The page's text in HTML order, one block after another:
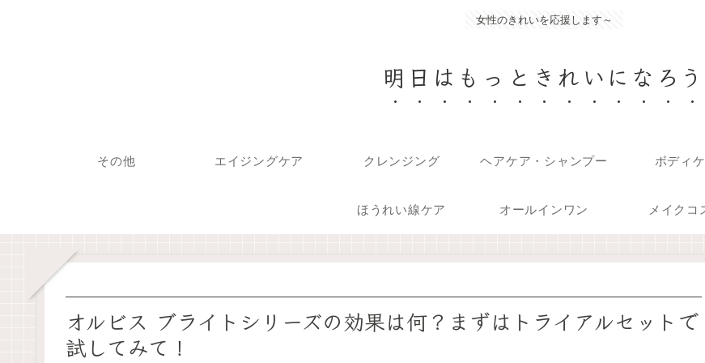
女性のきれいを応援します～
明日はもっときれいになろう
その他 エイジングケア クレンジング ヘアケア・シャンプー ボディ
ほうれい線ケア オールインワン メイクコ
オルビス ブライトシリーズの効果は何？まずはトライアルセットで
試してみて！